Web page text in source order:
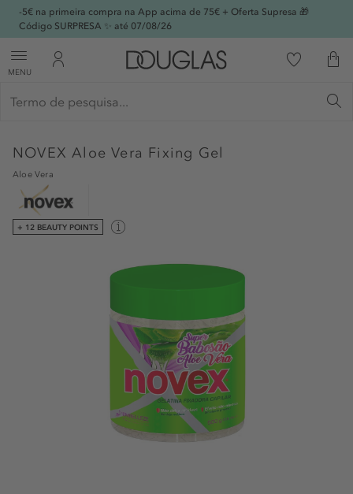
-5€ na primeira compra na App acima de 75€ + Oferta Supresa 🎁
Código SURPRESA ✨ até 07/08/26
MENU
NOVEXAloe Vera Fixing Gel
Aloe Vera
+ 12 BEAUTY POINTS